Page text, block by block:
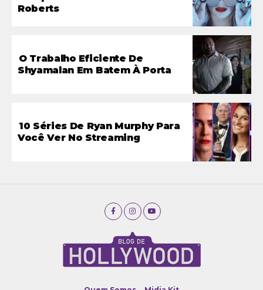
Roberts
O Trabalho Eficiente De
Shyamalan Em Batem À Porta
10 Séries De Ryan Murphy Para
Você Ver No Streaming